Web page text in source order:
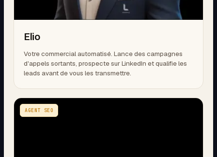
Elio
Votre commercial automatisé. Lance des campagnes
d'appels sortants, prospecte sur LinkedIn et qualifie les
leads avant de vous les transmettre.
AGENT SEO